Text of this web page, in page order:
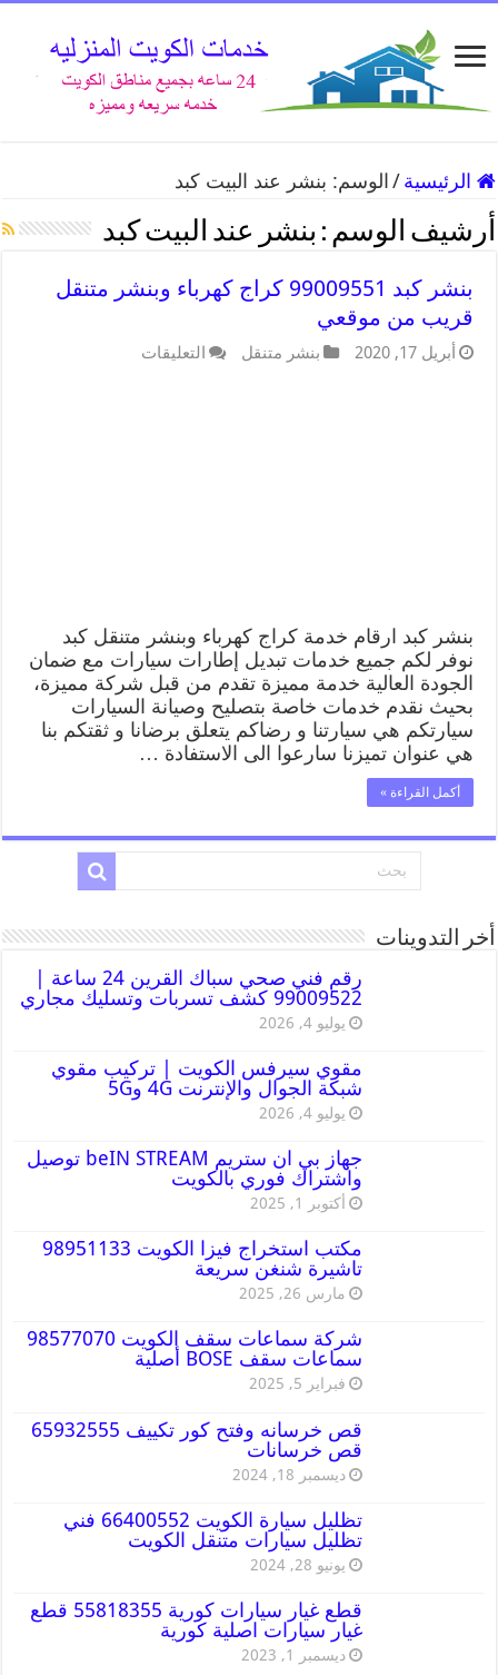
الرئيسية / الوسم: بنشر عند البيت كبد
أرشيف الوسم : بنشر عند البيت كبد
بنشر كبد 99009551 كراج كهرباء وبنشر متنقل
قريب من موقعي
أبريل 17, 2020 بنشر متنقل التعليقات
بنشر كبد ارقام خدمة كراج كهرباء وبنشر متنقل كبد
نوفر لكم جميع خدمات تبديل إطارات سيارات مع ضمان
الجودة العالية خدمة مميزة تقدم من قبل شركة مميزة،
بحيث نقدم خدمات خاصة بتصليح وصيانة السيارات
سيارتكم هي سيارتنا و رضاكم يتعلق برضانا و ثقتكم بنا
هي عنوان تميزنا سارعوا الى الاستفادة …
أكمل القراءة »
أخر التدوينات
رقم فني صحي سباك القرين 24 ساعة |
99009522 كشف تسربات وتسليك مجاري
يوليو 4, 2026
مقوي سيرفس الكويت | تركيب مقوي
شبكة الجوال والإنترنت 4G و5G
يوليو 4, 2026
جهاز بي ان ستريم beIN STREAM توصيل
واشتراك فوري بالكويت
أكتوبر 1, 2025
مكتب استخراج فيزا الكويت 98951133
تاشيرة شنغن سريعة
مارس 26, 2025
شركة سماعات سقف الكويت 98577070
سماعات سقف BOSE أصلية
فبراير 5, 2025
قص خرسانه وفتح كور تكييف 65932555
قص خرسانات
ديسمبر 18, 2024
تظليل سيارة الكويت 66400552 فني
تظليل سيارات متنقل الكويت
يونيو 28, 2024
قطع غيار سيارات كورية 55818355 قطع
غيار سيارات اصلية كورية
ديسمبر 1, 2023